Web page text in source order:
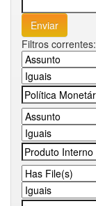
Filtros correntes: